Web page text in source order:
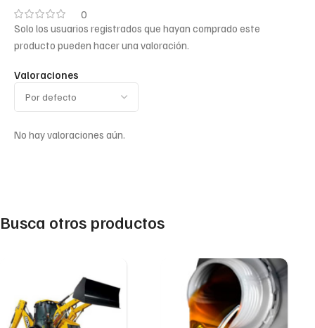
0
Valoraciones
No hay valoraciones aún.
Solo los usuarios registrados que hayan comprado este
producto pueden hacer una valoración.
Busca otros productos